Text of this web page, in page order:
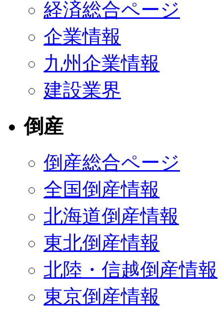
経済総合ページ
企業情報
九州企業情報
建設業界
倒産
倒産総合ページ
全国倒産情報
北海道倒産情報
東北倒産情報
北陸・信越倒産情報
東京倒産情報